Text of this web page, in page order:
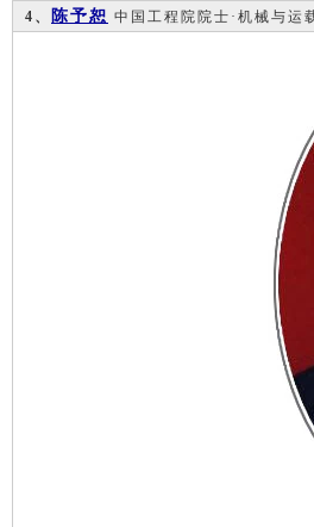
4、 陈予恕 中国工程院院士·机械与运